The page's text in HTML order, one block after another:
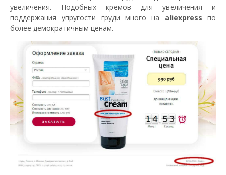
увеличения. Подобных кремов для увеличения и
поддержания упругости груди много на aliexpressпо
более демократичным ценам.